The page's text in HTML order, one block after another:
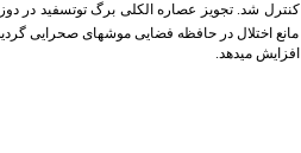
شد. تجویز عصاره الکلی برگ توت­سفید در دوز 100 (05/0
مانع اختلال در حافظه فضایی موش­های صحرایی گردید
می­دهد.